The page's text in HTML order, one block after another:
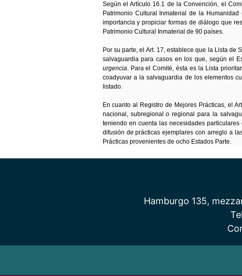
Según el Artículo 16.1 de la Convención, el
Patrimonio Cultural Inmaterial de la
importancia y propiciar formas de diálogo que
Patrimonio Cultural Inmaterial de 90 países.
Por su parte, el Art. 17, establece que la Lista
salvaguardia para casos en los que, según el
urgencia. Para el Comité, ésta es la Lista
coadyuvar a la salvaguardia de los elementos
listado.
En cuanto al Registro de Mejores Prácticas, el
nacional, subregional o regional para la
teniendo en cuenta las necesidades
difusión de prácticas ejemplares con arreglo a
Prácticas provenientes de ocho Estados Parte.
Hamburgo 135,